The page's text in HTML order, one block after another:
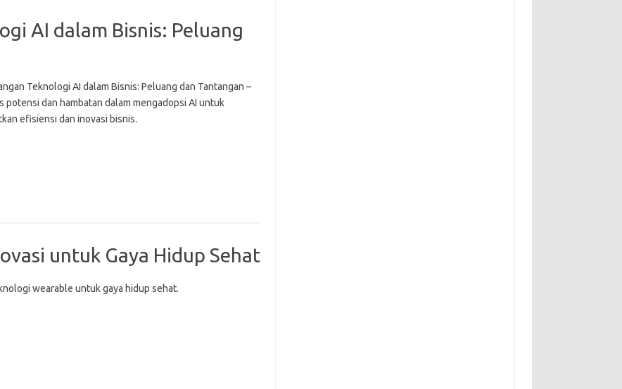
AI dalam Bisnis: Peluang
Teknologi AI dalam Bisnis: Peluang dan Tantangan –
potensi dan hambatan dalam mengadopsi AI untuk
efisiensi dan inovasi bisnis.
untuk Gaya Hidup Sehat
wearable untuk gaya hidup sehat.